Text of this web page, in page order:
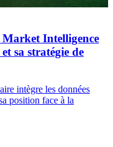
Intelligence
sa stratégie de
intègre les données
position face à la